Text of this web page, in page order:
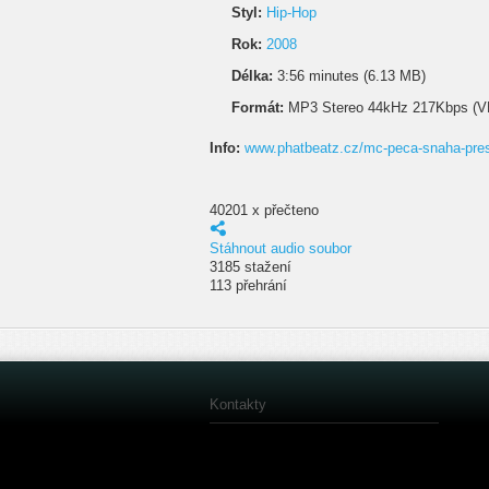
Styl: Hip-Hop
Rok: 2008
Délka: 3:56 minutes (6.13 MB)
Formát: MP3 Stereo 44kHz 217Kbps
Info: www.phatbeatz.cz/mc-peca-snaha-
40201 x přečteno
Stáhnout audio soubor
3185 stažení
113 přehrání
Kontakty